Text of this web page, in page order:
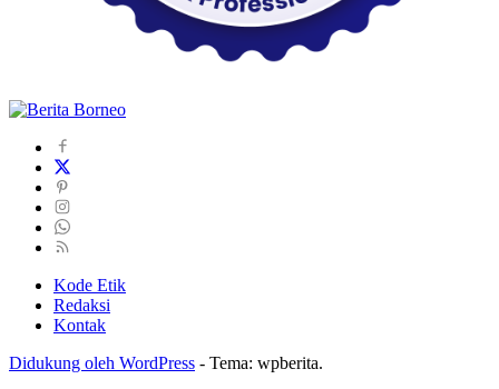
Kode Etik
Redaksi
Kontak
Didukung oleh WordPress - Tema: wpberita.